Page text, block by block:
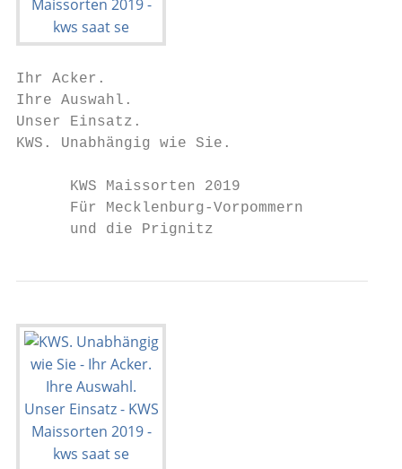
Ihr Acker.
Ihre Auswahl.
Unser Einsatz.
KWS. Unabhängig wie Sie.
      KWS Maissorten 2019
      Für Mecklenburg-Vorpommern
      und die Prignitz